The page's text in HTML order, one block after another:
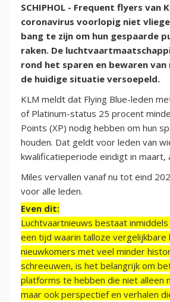
SCHIPHOL - Frequent flyers van
coronavirus voorlopig niet
bang te zijn om hun gespaarde
raken. De
rond het sparen en bewaren van
de huidige situatie versoepeld.
KLM meldt dat Flying Blue-leden
of Platinum-status 25 procent
Points (XP) nodig hebben om hun
houden. Dat geldt voor leden van
kwalificatieperiode eindigt in maart,
Miles vervallen vanaf nu tot eind
voor alle leden.
Even dit:
Luchtvaartnieuws bestaat
een tijd waarin talloze vergelijkbare
nieuwkomers met veel minder
schreeuwen, is het belangrijk om
platforms te hebben die niet alleen
maar ook perspectief en verhalen